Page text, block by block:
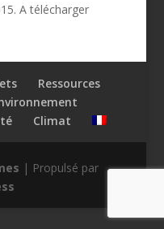
A télécharger
Ressources
Climat
| Propulsé par